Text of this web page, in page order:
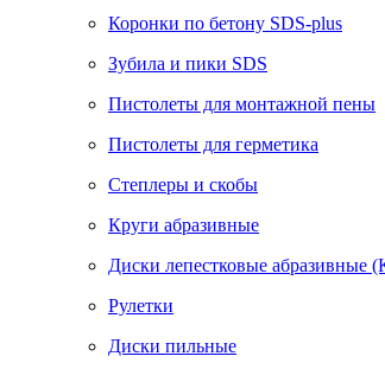
Коронки по бетону SDS-plus
Зубила и пики SDS
Пистолеты для монтажной пены
Пистолеты для герметика
Степлеры и скобы
Круги абразивные
Диски лепестковые абразивные
Рулетки
Диски пильные